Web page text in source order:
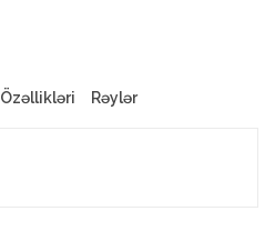
Özəllikləri Rəylər